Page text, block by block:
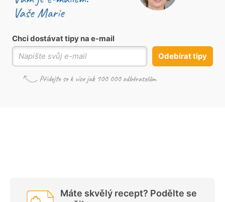
Chci dostávat tipy na e-mail
Odebírat tipy
Máte skvělý recept? Podělte se